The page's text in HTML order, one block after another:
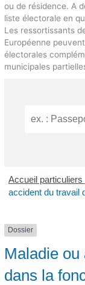
ou de résidence. A
liste électorale en
Les ressortissants
Européenne
électorales
municipales
Accueil particuliers
accident du travail
Dossier
Maladie ou
dans la